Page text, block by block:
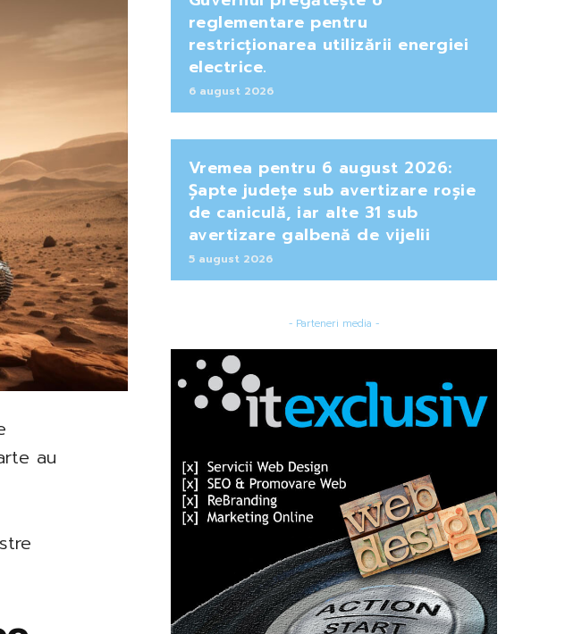
au
reglementare pentru
restricționarea utilizării energiei
electrice.
6 august 2026
Vremea pentru 6 august 2026:
Șapte județe sub avertizare roșie
de caniculă, iar alte 31 sub
avertizare galbenă de vijelii
5 august 2026
- Parteneri media -